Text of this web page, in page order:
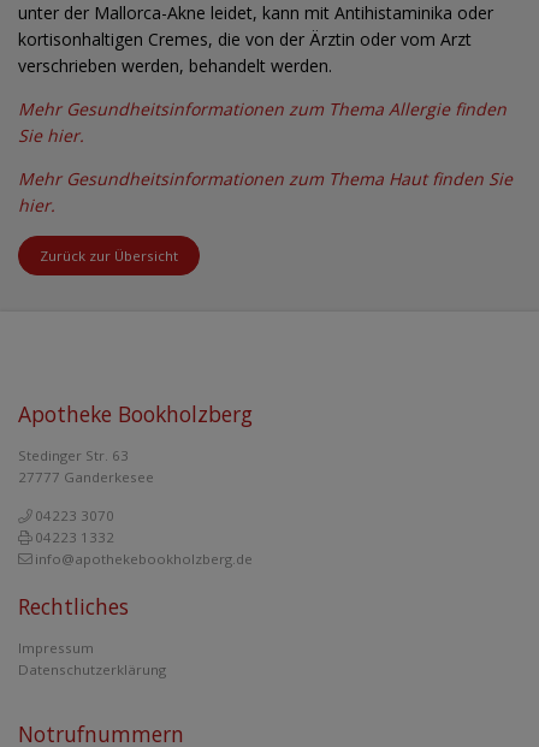
Zurück zur Übersicht
unter der Mallorca-Akne leidet, kann mit Antihistaminika oder
kortisonhaltigen Cremes, die von der Ärztin oder vom Arzt
verschrieben werden, behandelt werden.
Mehr Gesundheitsinformationen zum Thema Allergie finden
Sie hier.
Mehr Gesundheitsinformationen zum Thema Haut finden Sie
hier.
Apotheke Bookholzberg
Stedinger Str. 63
27777 Ganderkesee
04223 3070
04223 1332
info@apothekebookholzberg.de
Rechtliches
Impressum
Datenschutzerklärung
Notrufnummern